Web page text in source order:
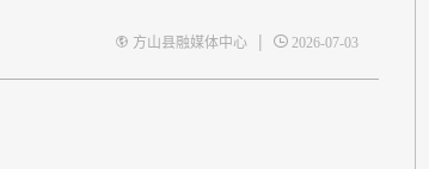
方山县融媒体中心 | 2026-07-03